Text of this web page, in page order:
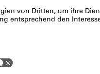
werfen wir
Geschichte
in Deutschland
Fokus